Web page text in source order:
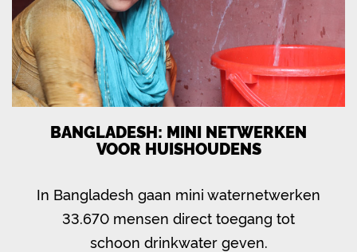
BANGLADESH: MINI NETWERKEN
VOOR HUISHOUDENS
In Bangladesh gaan mini waternetwerken
33.670 mensen direct toegang tot
schoon drinkwater geven.